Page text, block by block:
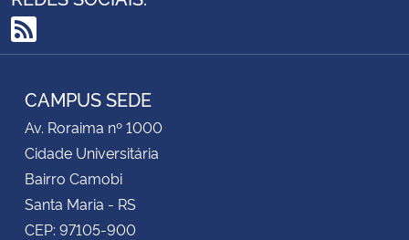
RSS
CAMPUS SEDE
Av. Roraima nº 1000
Cidade Universitária
Bairro Camobi
Santa Maria - RS
CEP: 97105-900